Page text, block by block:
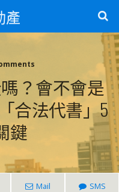
產
？會不會是
合法代書」5
鍵
Mail SMS